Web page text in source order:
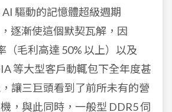
驅動的記憶體超級週期
，逐漸使這個默契瓦解，因
（毛利高達 50% 以上）以及
等大型客戶動輒包下全年度甚
讓三巨頭看到了前所未有的營
，與此同時，一般型 DDR5 伺